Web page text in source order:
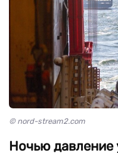
© nord-stream2.com
Ночью